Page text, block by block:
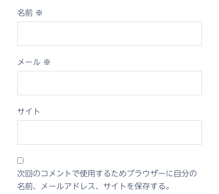
名前 ※
メール ※
サイト
次回のコメントで使用するためブラウザーに自分の
名前、メールアドレス、サイトを保存する。